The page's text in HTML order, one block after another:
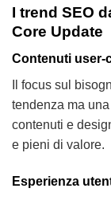
I trend SEO
Core Update
Contenuti user-
Il focus sul
tendenza ma
contenuti e
e pieni di valore.
Esperienza